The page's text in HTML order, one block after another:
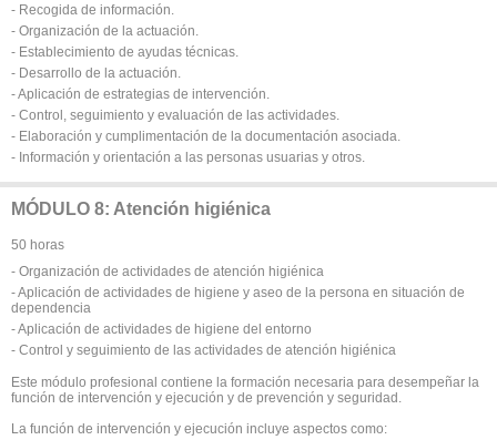
- Recogida de información.
- Organización de la actuación.
- Establecimiento de ayudas técnicas.
- Desarrollo de la actuación.
- Aplicación de estrategias de intervención.
- Control, seguimiento y evaluación de las actividades.
- Elaboración y cumplimentación de la documentación asociada.
- Información y orientación a las personas usuarias y otros.
MÓDULO 8: Atención higiénica
50 horas
- Organización de actividades de atención higiénica
- Aplicación de actividades de higiene y aseo de la persona en situación de
dependencia
- Aplicación de actividades de higiene del entorno
- Control y seguimiento de las actividades de atención higiénica
Este módulo profesional contiene la formación necesaria para desempeñar la
función de intervención y ejecución y de prevención y seguridad.
La función de intervención y ejecución incluye aspectos como: